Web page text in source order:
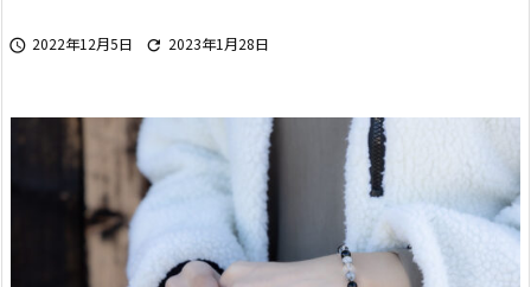
 2022年12月5日  2023年1月28日